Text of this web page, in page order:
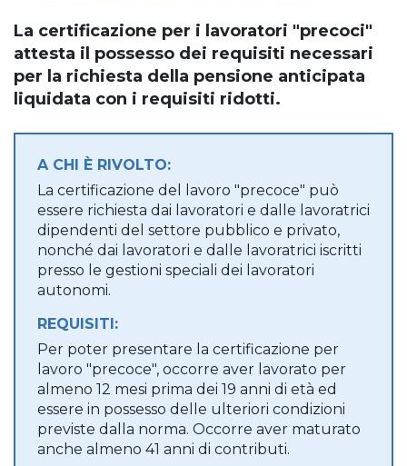
La certificazione per i lavoratori "precoci"
attesta il possesso dei requisiti necessari
per la richiesta della pensione anticipata
liquidata con i requisiti ridotti.
A CHI È RIVOLTO:
La certificazione del lavoro "precoce" può
essere richiesta dai lavoratori e dalle lavoratrici
dipendenti del settore pubblico e privato,
nonché dai lavoratori e dalle lavoratrici iscritti
presso le gestioni speciali dei lavoratori
autonomi.
REQUISITI:
Per poter presentare la certificazione per
lavoro "precoce", occorre aver lavorato per
almeno 12 mesi prima dei 19 anni di età ed
essere in possesso delle ulteriori condizioni
previste dalla norma. Occorre aver maturato
anche almeno 41 anni di contributi.